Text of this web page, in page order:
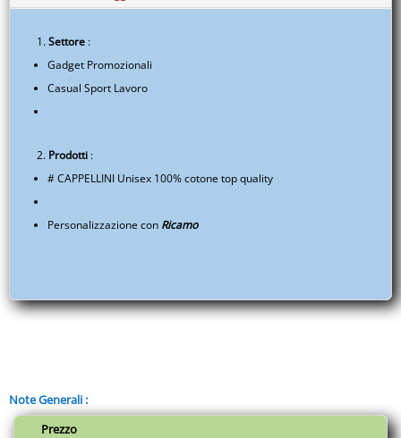
€177,00
Settore :
Gadget Promozionali
Casual Sport Lavoro
Prodotti :
# CAPPELLINI Unisex 100% cotone top quality
Personalizzazione con Ricamo
Note Generali :
Prezzo